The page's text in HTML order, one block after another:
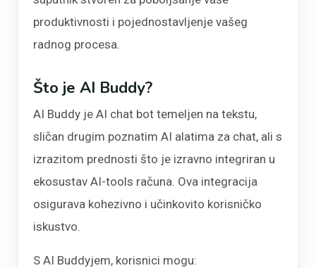
produktivnosti i pojednostavljenje vašeg
radnog procesa.
Što je AI Buddy?
AI Buddy je AI chat bot temeljen na tekstu,
sličan drugim poznatim AI alatima za chat, ali s
izrazitom prednosti što je izravno integriran u
ekosustav AI-tools računa. Ova integracija
osigurava kohezivno i učinkovito korisničko
iskustvo.
S AI Buddyjem, korisnici mogu: